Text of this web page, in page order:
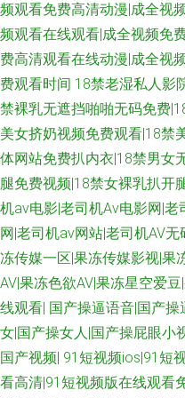
日韩国产在线视频 高清视频1区2
免费观看 久草性爱短视频 欧美美
视频网站 天天操国产精品 日韩色
人妻资源 91ts紫苑 欧美欧美欧美
午夜福利 91pron福利 91在线超
精品在线大香蕉 超碰在线97av
费在线视频 91p最新网址 国产91
毛片资源 人人爱操 最新91网址
频观看免费高清动漫|成全视
频观看在线观看|成全视频免
费高清观看在线动漫|成全视
费观看时间 18禁老湿私人影
禁裸乳无遮挡啪啪无码免费
美女挤奶视频免费观看|18禁
体网站免费扒内衣|18禁男女
腿免费视频|18禁女裸乳扒开
机av电影|老司机Av电影网|老
网|老司机av网站|老司机AV
冻传媒一区|果冻传媒影视|果
AV|果冻色欲AV|果冻星空爱
线观看| 国产操逼语音|国产
女|国产操女人|国产操屁眼小
国产视频| 91短视频ios|91短
看高清|91短视频版在线观看